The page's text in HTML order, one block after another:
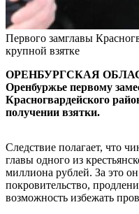
Первого замглавы
крупной взятке
ОРЕНБУРГСКАЯ
Оренбуржье первому
Красногвардейского
получении взятки.
Следствие полагает, что
главы одного из
миллиона рублей. За это
покровительство,
возможность избежать